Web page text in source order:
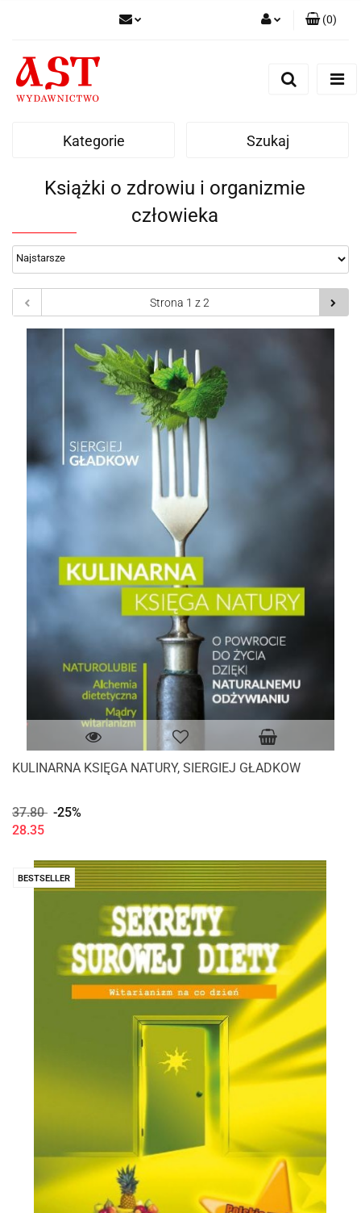
(0)
Kategorie Szukaj
Książki o zdrowiu i organizmie
człowieka
KULINARNA KSIĘGA NATURY, SIERGIEJ GŁADKOW
37.80 -25%
28.35
BESTSELLER